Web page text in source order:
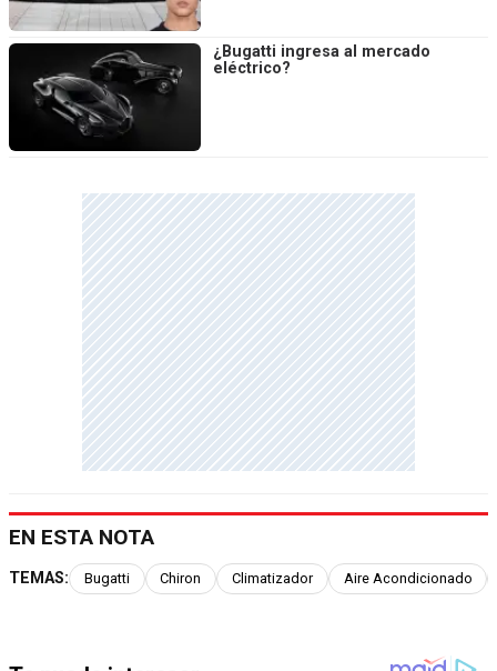
¿Bugatti ingresa al mercado
eléctrico?
EN ESTA NOTA
TEMAS: Bugatti Chiron Climatizador Aire Acondicionado